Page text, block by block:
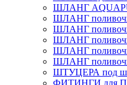
ШЛАНГ
ШЛАНГ
ШЛАНГ
ШЛАНГ
ШЛАНГ
ШЛАНГ
ШТУЦЕРА под
ФИТИНГИ для